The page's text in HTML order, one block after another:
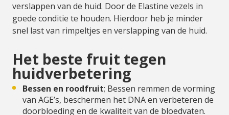
verslappen van de huid. Door de Elastine vezels in
goede conditie te houden. Hierdoor heb je minder
snel last van rimpeltjes en verslapping van de huid.
Het beste fruit tegen
huidverbetering
Bessen en roodfruit; Bessen remmen de vorming
van AGE’s, beschermen het DNA en verbeteren de
doorbloeding en de kwaliteit van de bloedvaten.